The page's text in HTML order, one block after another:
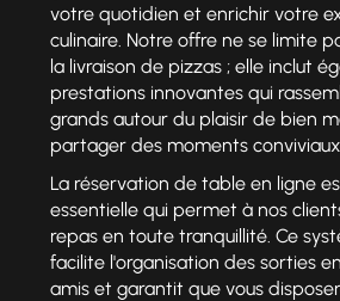
votre quotidien et enrichir votre
culinaire. Notre offre ne se limite
la livraison de pizzas ; elle inclut
prestations innovantes qui
grands autour du plaisir de bien
partager des moments conviviaux.
La réservation de table en ligne
essentielle qui permet à nos
repas en toute tranquillité. Ce
facilite l'organisation des sorties
amis et garantit que vous